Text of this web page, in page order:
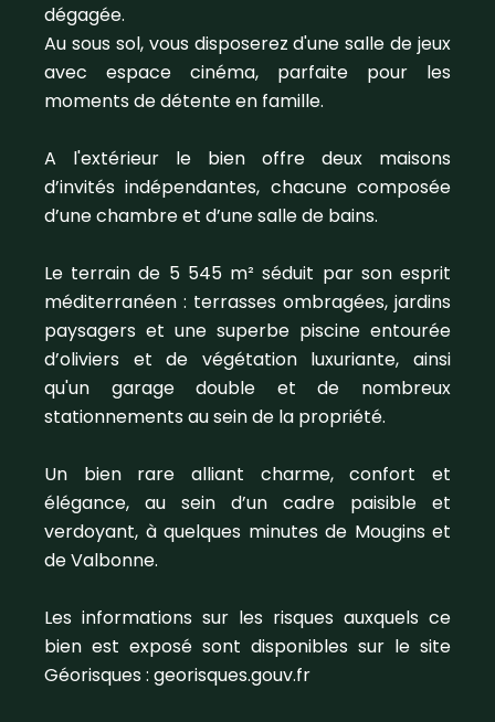
dégagée.
Au sous sol, vous disposerez d'une salle de jeux
avec espace cinéma, parfaite pour les
moments de détente en famille.
A l'extérieur le bien offre deux maisons
d’invités indépendantes, chacune composée
d’une chambre et d’une salle de bains.
Le terrain de 5 545 m² séduit par son esprit
méditerranéen : terrasses ombragées, jardins
paysagers et une superbe piscine entourée
d’oliviers et de végétation luxuriante, ainsi
qu'un garage double et de nombreux
stationnements au sein de la propriété.
Un bien rare alliant charme, confort et
élégance, au sein d’un cadre paisible et
verdoyant, à quelques minutes de Mougins et
de Valbonne.
Les informations sur les risques auxquels ce
bien est exposé sont disponibles sur le site
Géorisques : georisques.gouv.fr